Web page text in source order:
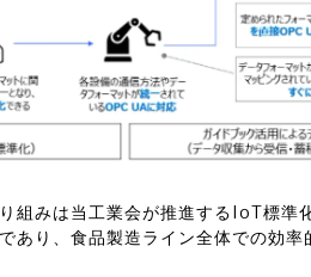
組みは当工業会が推進するIoT標
あり、食品製造ライン全体での効率